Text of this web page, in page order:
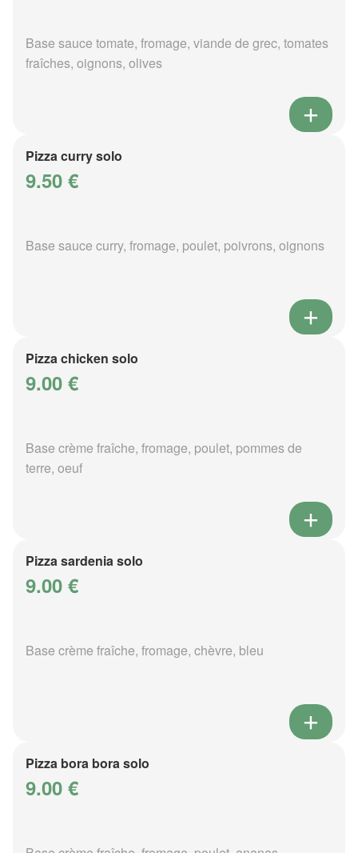
Base sauce tomate, fromage, viande de grec, tomates
fraîches, oignons, olives
Pizza curry solo
9.50 €
Base sauce curry, fromage, poulet, poivrons, oignons
Pizza chicken solo
9.00 €
Base crème fraîche, fromage, poulet, pommes de
terre, oeuf
Pizza sardenia solo
9.00 €
Base crème fraîche, fromage, chèvre, bleu
Pizza bora bora solo
9.00 €